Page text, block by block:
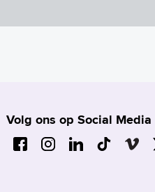
Volg ons op Social Media